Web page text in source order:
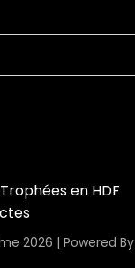
en HDF
2026 | Powered By